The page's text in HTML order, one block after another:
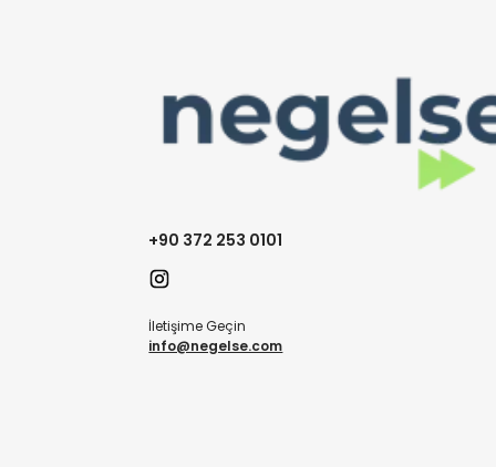
+90 372 253 0101
İletişime Geçin
info@negelse.com